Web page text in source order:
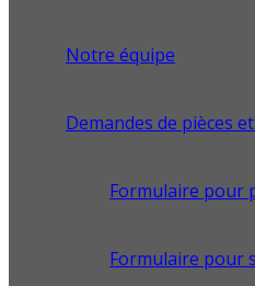
Notre équipe
Demandes de pièces
Formulaire pour
Formulaire pour